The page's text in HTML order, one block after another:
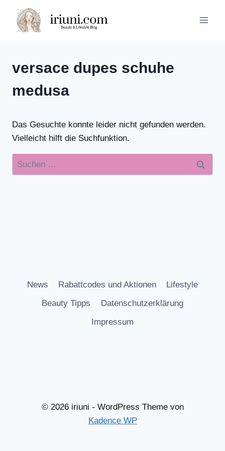
Inhalt
springen
versace dupes schuhe
medusa
Das Gesuchte konnte leider nicht gefunden werden.
Vielleicht hilft die Suchfunktion.
Suchen
nach:
News Rabattcodes und Aktionen
Lifestyle
Beauty Tipps
Datenschutzerklärung
Impressum
© 2026 iriuni - WordPress Theme von
Kadence WP